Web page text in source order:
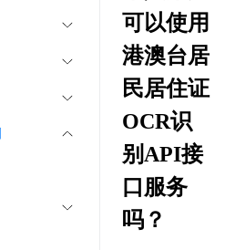
可以使用
港澳台居
民居住证
OCR识
别API接
口服务
吗？